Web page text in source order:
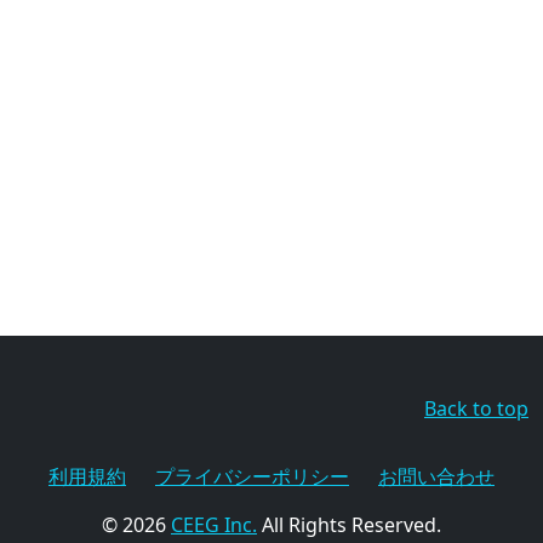
Back to top
利用規約 プライバシーポリシー
お問い合わせ
© 2026 CEEG Inc. All Rights Reserved.